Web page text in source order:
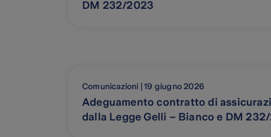
DM 232/2023
Comunicazioni | 19 giugno 2026
Adeguamento contratto di
dalla Legge Gelli – Bianco e DM